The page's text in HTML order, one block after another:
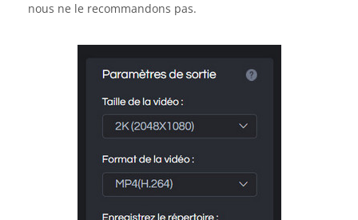
nous ne le recommandons pas.